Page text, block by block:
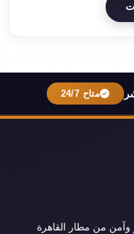
متاح 24/7
من مطار القاهرة